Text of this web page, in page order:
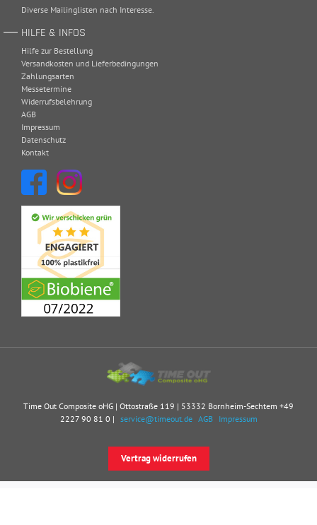
Diverse Mailinglisten nach Interesse.
HILFE & INFOS
Hilfe zur Bestellung
Versandkosten und Lieferbedingungen
Zahlungsarten
Messetermine
Widerrufsbelehrung
AGB
Impressum
Datenschutz
Kontakt
Time Out Composite oHG | Ottostraße 119 | 53332 Bornheim-Sechtem +49
2227 90 81 0 | service@timeout.de AGB Impressum
Vertrag widerrufen